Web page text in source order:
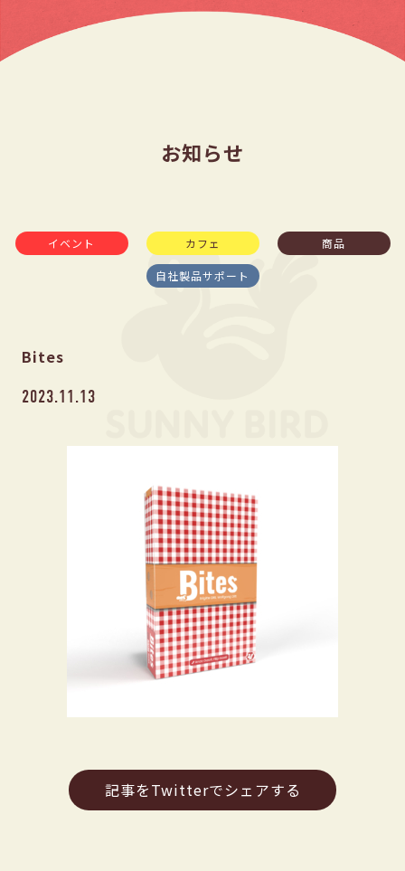
お知らせ
イベント カフェ 商品
自社製品サポート
Bites
2023.11.13
記事をTwitterでシェアする